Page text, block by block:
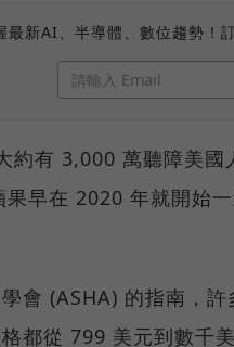
最新AI、半導體、數位趨勢！
約有 3,000 萬聽障美
果早在 2020 年就開始
會 (ASHA) 的指南，
都從 799 美元到數千